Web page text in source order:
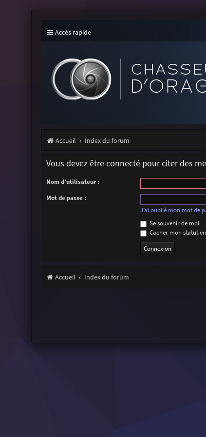
Accès rapide
Accueil Index du forum
Vous devez être connecté pour citer des
Nom d’utilisateur :
Mot de passe :
J’ai oublié mon mot de
Se souvenir de moi
Cacher mon statut
Accueil Index du forum